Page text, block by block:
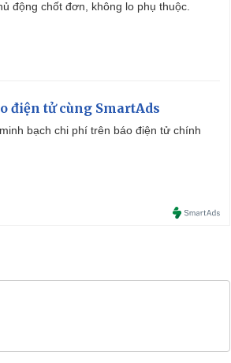
động chốt đơn, không lo phụ thuộc.
điện tử cùng SmartAds
bạch chi phí trên báo điện tử chính